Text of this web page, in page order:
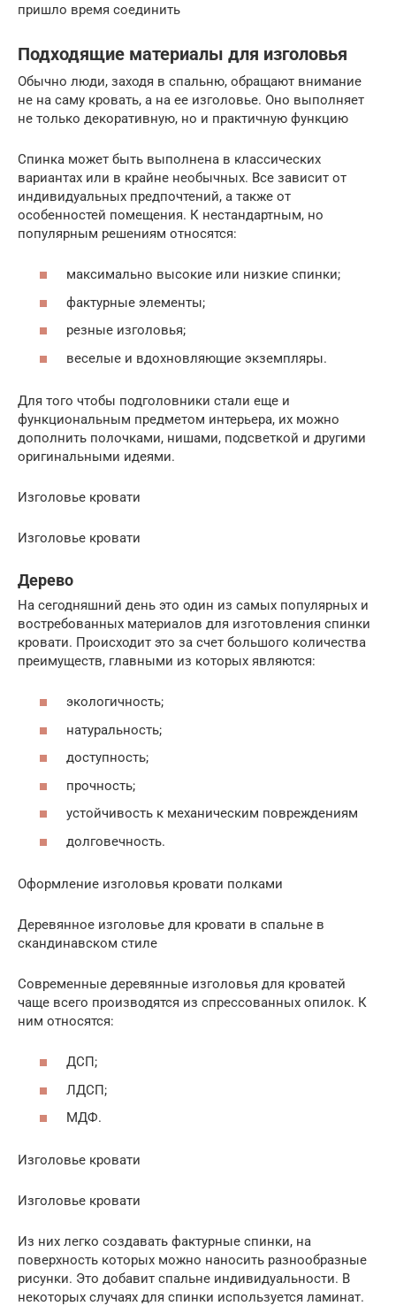
пришло время соединить
Подходящие материалы для изголовья
Обычно люди, заходя в спальню, обращают внимание
не на саму кровать, а на ее изголовье. Оно выполняет
не только декоративную, но и практичную функцию
Спинка может быть выполнена в классических
вариантах или в крайне необычных. Все зависит от
индивидуальных предпочтений, а также от
особенностей помещения. К нестандартным, но
популярным решениям относятся:
максимально высокие или низкие спинки;
фактурные элементы;
резные изголовья;
веселые и вдохновляющие экземпляры.
Для того чтобы подголовники стали еще и
функциональным предметом интерьера, их можно
дополнить полочками, нишами, подсветкой и другими
оригинальными идеями.
Изголовье кровати
Изголовье кровати
Дерево
На сегодняшний день это один из самых популярных и
востребованных материалов для изготовления спинки
кровати. Происходит это за счет большого количества
преимуществ, главными из которых являются:
экологичность;
натуральность;
доступность;
прочность;
устойчивость к механическим повреждениям
долговечность.
Оформление изголовья кровати полками
Деревянное изголовье для кровати в спальне в
скандинавском стиле
Современные деревянные изголовья для кроватей
чаще всего производятся из спрессованных опилок. К
ним относятся:
ДСП;
ЛДСП;
МДФ.
Изголовье кровати
Изголовье кровати
Из них легко создавать фактурные спинки, на
поверхность которых можно наносить разнообразные
рисунки. Это добавит спальне индивидуальности. В
некоторых случаях для спинки используется ламинат.